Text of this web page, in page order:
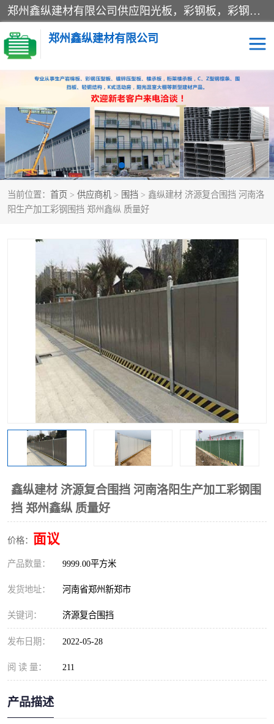
郑州鑫纵建材有限公司供应阳光板，彩钢板，彩钢钢构工程是一家集生产销售租赁安装于一体的企业，主要生产PC采光板，耐力板，仿古琉璃采光板，岩棉板、彩钢压型板、镀锌压型板、桁架楼承板，C、Z型钢檩条、围挡板、轻钢结构，阳光温室大棚等新型建材产品。公司旗下有多台移动式高空压瓦机租赁，承接全国各地业务，专业对外租赁各种型号压瓦机。
郑州鑫纵建材有限公司
当前位置： 首页 > 供应商机 > 围挡 > 鑫纵建材 济源复合围挡 河南洛
阳生产加工彩钢围挡 郑州鑫纵 质量好
鑫纵建材 济源复合围挡 河南洛阳生产加工彩钢围
挡 郑州鑫纵 质量好
价格： 面议
产品数量： 9999.00平方米
发货地址： 河南省郑州新郑市
关键词： 济源复合围挡
发布日期： 2022-05-28
阅 读 量： 211
产品描述
高空瓦机租赁 ASA合成树脂仿古瓦
CZ型钢 FRP采光板
PC多层板 PC耐力板
建筑围挡 楼层板
钢结构配件
围挡 彩钢板
生产加工单板复合围挡 市
政围挡